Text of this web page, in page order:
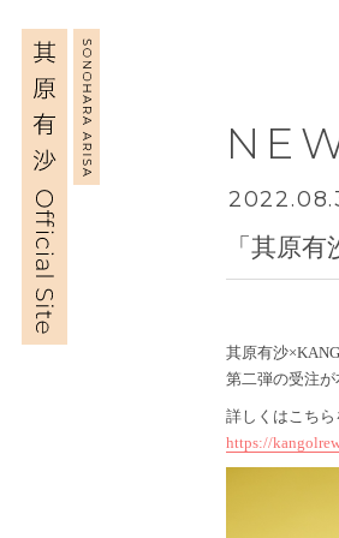
「其原
其原有沙
第二弾の受注が
詳しくはこちら
https://